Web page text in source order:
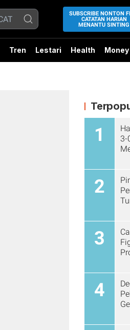
SUBSCRIBE NONTON
CATATAN HARIAN
MENANTU SINTING
Tren Lestari Health Money
1
3-
2
3
4